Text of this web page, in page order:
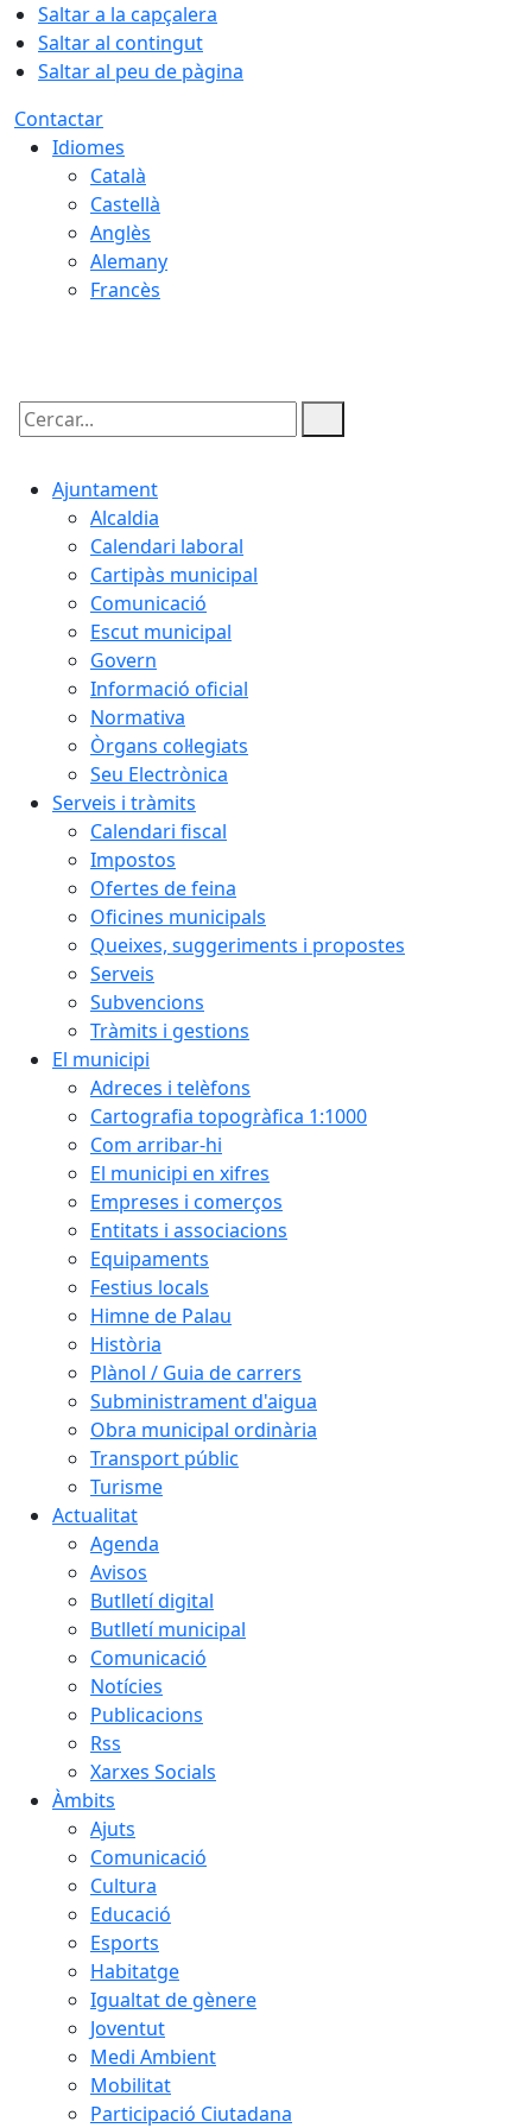
Saltar a la capçalera
Saltar al contingut
Saltar al peu de pàgina
Contactar
Idiomes
Català
Castellà
Anglès
Alemany
Francès
Cercar:
Ajuntament
Alcaldia
Calendari laboral
Cartipàs municipal
Comunicació
Escut municipal
Govern
Informació oficial
Normativa
Òrgans col·legiats
Seu Electrònica
Serveis i tràmits
Calendari fiscal
Impostos
Ofertes de feina
Oficines municipals
Queixes, suggeriments i propostes
Serveis
Subvencions
Tràmits i gestions
El municipi
Adreces i telèfons
Cartografia topogràfica 1:1000
Com arribar-hi
El municipi en xifres
Empreses i comerços
Entitats i associacions
Equipaments
Festius locals
Himne de Palau
Història
Plànol / Guia de carrers
Subministrament d'aigua
Obra municipal ordinària
Transport públic
Turisme
Actualitat
Agenda
Avisos
Butlletí digital
Butlletí municipal
Comunicació
Notícies
Publicacions
Rss
Xarxes Socials
Àmbits
Ajuts
Comunicació
Cultura
Educació
Esports
Habitatge
Igualtat de gènere
Joventut
Medi Ambient
Mobilitat
Participació Ciutadana